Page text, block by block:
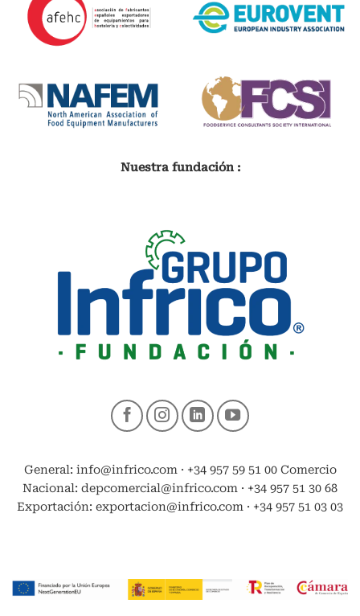
Nuestra fundación :
General: info@infrico.com · +34 957 59 51 00 Comercio
Nacional: depcomercial@infrico.com · +34 957 51 30 68
Exportación: exportacion@infrico.com · +34 957 51 03 03